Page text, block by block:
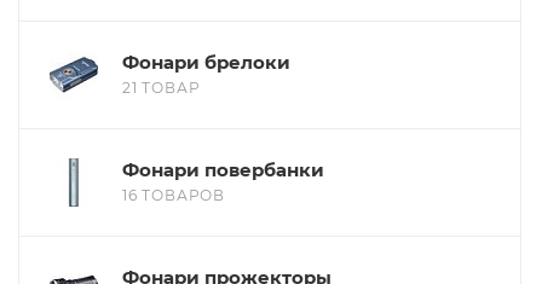
Фонари брелоки
21 ТОВАР
Фонари повербанки
16 ТОВАРОВ
Фонари прожекторы